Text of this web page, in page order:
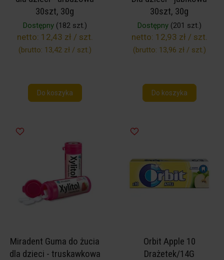
30szt, 30g
Dostępny(182 szt.)
netto: 12,43 zł / szt.
(brutto: 13,42 zł / szt.)
Do koszyka
30szt, 30g
Dostępny(201 szt.)
netto: 12,93 zł / szt.
(brutto: 13,96 zł / szt.)
Do koszyka
Miradent Guma do żucia
dla dzieci - truskawkowa
Orbit Apple 10
Drażetek/14G